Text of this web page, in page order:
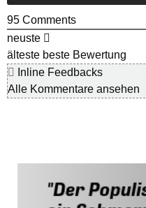
95 Comments
neuste
älteste beste Bewertung
Inline Feedbacks
Alle Kommentare ansehen